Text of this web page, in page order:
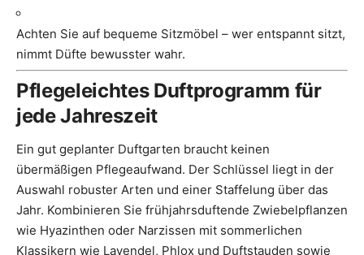
Achten Sie auf bequeme Sitzmöbel – wer entspannt sitzt,
nimmt Düfte bewusster wahr.
Pflegeleichtes Duftprogramm für
jede Jahreszeit
Ein gut geplanter Duftgarten braucht keinen
übermäßigen Pflegeaufwand. Der Schlüssel liegt in der
Auswahl robuster Arten und einer Staffelung über das
Jahr. Kombinieren Sie frühjahrsduftende Zwiebelpflanzen
wie Hyazinthen oder Narzissen mit sommerlichen
Klassikern wie Lavendel, Phlox und Duftstauden sowie